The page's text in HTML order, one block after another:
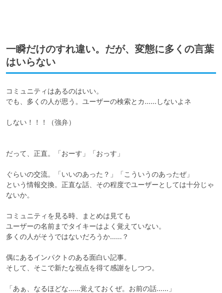
一瞬だけのすれ違い。だが、変態に多くの言葉
はいらない
コミュニティはあるのはいい。
でも、多くの人が思う。ユーザーの検索とカ……しないよネ
しない！！！（強弁）
だって、正直。「おーす」「おっす」
ぐらいの交流。「いいのあった？」「こういうのあったぜ」
という情報交換。正直な話、その程度でユーザーとしては十分じゃ
ないか。
コミュニティを見る時、まとめは見ても
ユーザーの名前までタイキーはよく覚えていない。
多くの人がそうではないだろうか……？
偶にあるインパクトのある面白い記事。
そして、そこで新たな視点を得て感謝をしつつ。
「あぁ、なるほどな……覚えておくぜ。お前の話……」